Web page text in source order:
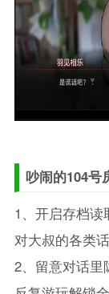
吵闹的104号
1、开启存档
对大叔的各类
2、留意对话里